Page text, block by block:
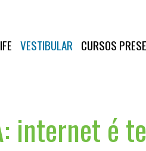
VESTIBULAR CURSOS
internet é